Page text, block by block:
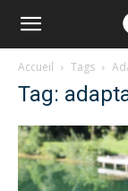
Accueil Tags
Tag: